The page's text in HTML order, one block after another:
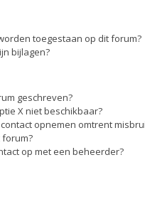
toegestaan op dit forum?
bijlagen?
geschreven?
X niet beschikbaar?
opnemen omtrent
op met een beheerder?